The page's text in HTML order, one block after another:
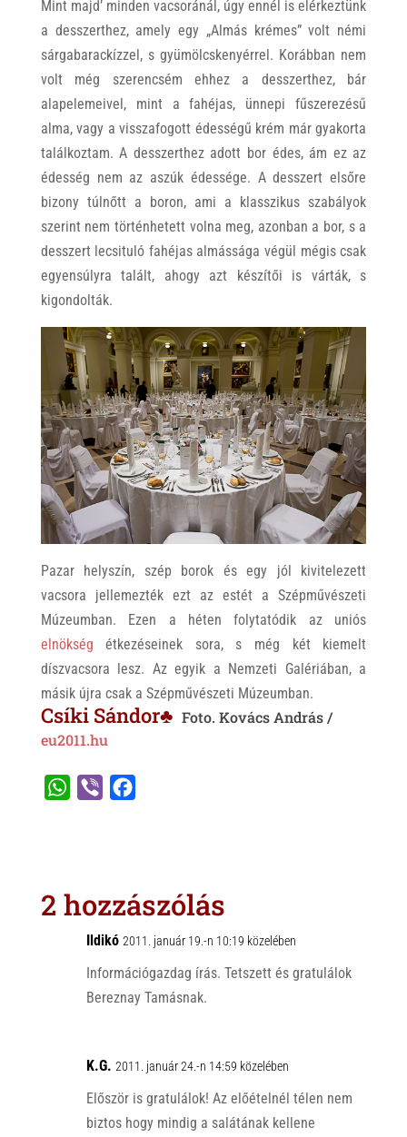
Mint majd’ minden vacsoránál, úgy ennél is elérkeztünk
a desszerthez, amely egy „Almás krémes” volt némi
sárgabarackízzel, s gyümölcskenyérrel. Korábban nem
volt még szerencsém ehhez a desszerthez, bár
alapelemeivel, mint a fahéjas, ünnepi fűszerezésű
alma, vagy a visszafogott édességű krém már gyakorta
találkoztam. A desszerthez adott bor édes, ám ez az
édesség nem az aszúk édessége. A desszert elsőre
bizony túlnőtt a boron, ami a klasszikus szabályok
szerint nem történhetett volna meg, azonban a bor, s a
desszert lecsituló fahéjas almássága végül mégis csak
egyensúlyra talált, ahogy azt készítői is várták, s
kigondolták.
Pazar helyszín, szép borok és egy jól kivitelezett
vacsora jellemezték ezt az estét a Szépművészeti
Múzeumban. Ezen a héten folytatódik az uniós
elnökség étkezéseinek sora, s még két kiemelt
díszvacsora lesz. Az egyik a Nemzeti Galériában, a
másik újra csak a Szépművészeti Múzeumban.
Csíki Sándor♣ Foto. Kovács András /
eu2011.hu
A
o
o
k
2 hozzászólás
Ildikó 2011. január 19.-n 10:19 közelében
Információgazdag írás. Tetszett és gratulálok
Bereznay Tamásnak.
K.G. 2011. január 24.-n 14:59 közelében
Először is gratulálok! Az előételnél télen nem
biztos hogy mindig a salátának kellene